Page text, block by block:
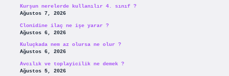
Kurşun nerelerde kullanılır 4. sınıf ?
Ağustos 7, 2026
Clonidine ilaç ne işe yarar ?
Ağustos 6, 2026
Kuluçkada nem az olursa ne olur ?
Ağustos 6, 2026
Avcılık ve toplayicilik ne demek ?
Ağustos 5, 2026